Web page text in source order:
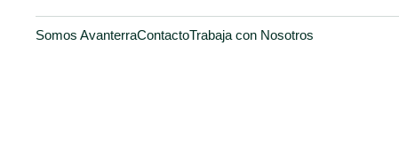
Somos AvanterraContactoTrabaja con Nosotros